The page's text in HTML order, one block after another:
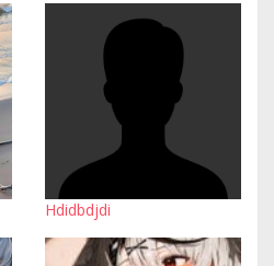
Hdidbdjdi